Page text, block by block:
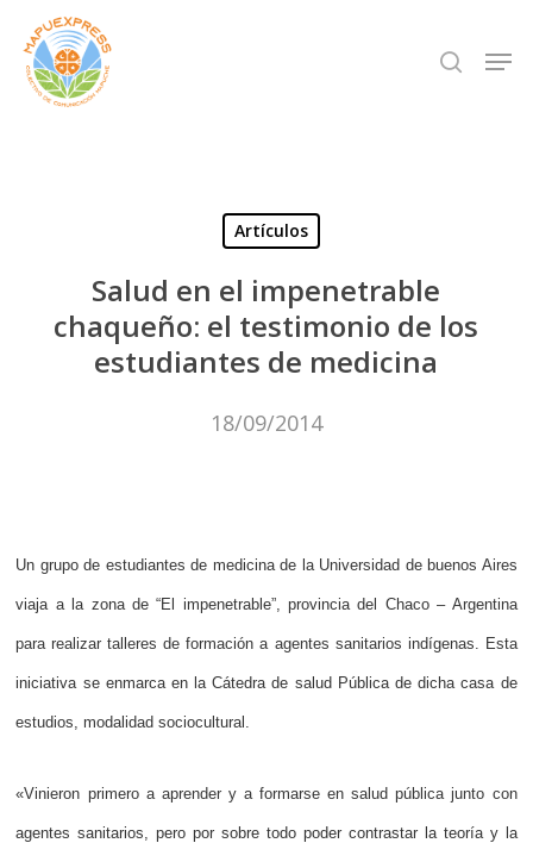
Skip
main
search
Artículos
Salud en el impenetrable
chaqueño: el testimonio de los
estudiantes de medicina
18/09/2014
Un grupo de estudiantes de medicina de la Universidad de buenos Aires
viaja a la zona de “El impenetrable”, provincia del Chaco – Argentina
para realizar talleres de formación a agentes sanitarios indígenas. Esta
iniciativa se enmarca en la Cátedra de salud Pública de dicha casa de
estudios, modalidad sociocultural.
«Vinieron primero a aprender y a formarse en salud pública junto con
agentes sanitarios, pero por sobre todo poder contrastar la teoría y la
Close